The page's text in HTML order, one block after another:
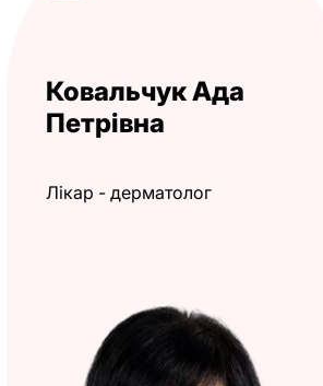
Ковальчук Ада
Петрівна
Лікар - дерматолог